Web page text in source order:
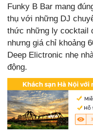
Funky B Bar mang
thụ với những DJ
thức những ly cocktail
nhưng giá chỉ khoảng
Deep Elictronic nhẹ
động.